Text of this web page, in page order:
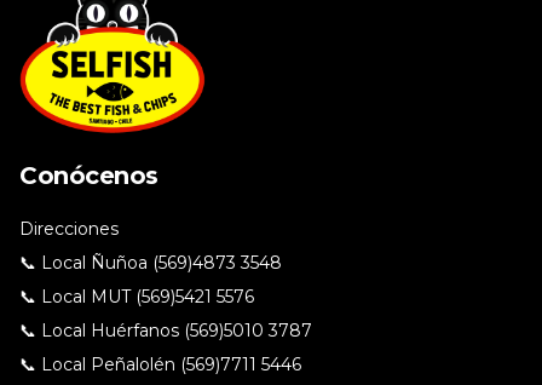
Conócenos
Direcciones
📞 Local Ñuñoa (569)4873 3548
📞 Local MUT (569)5421 5576
📞 Local Huérfanos (569)5010 3787
📞 Local Peñalolén (569)7711 5446